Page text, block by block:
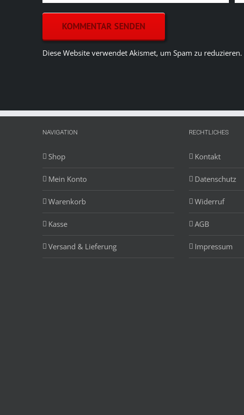
Diese Website verwendet Akismet, um Spam zu reduzieren.
NAVIGATION
Shop
Mein Konto
Warenkorb
Kasse
Versand & Lieferung
RECHTLICHES
Kontakt
Datenschutz
Widerruf
AGB
Impressum